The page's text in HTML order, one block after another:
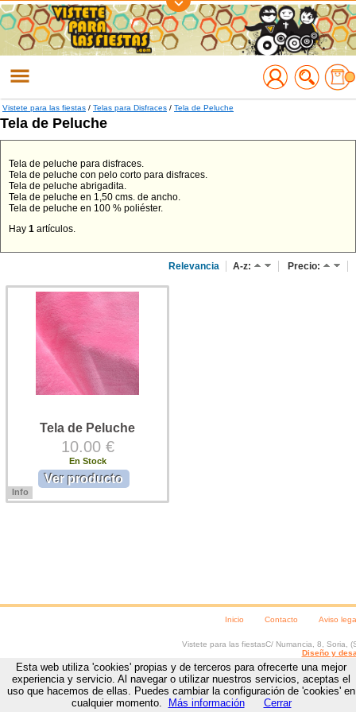
Regístrate
Accede
Vistete para las fiestas / Telas para Disfraces / Tela de Peluche
Tela de Peluche
Tela de peluche para disfraces.
Tela de peluche con pelo corto para disfraces.
Tela de peluche abrigadita.
Tela de peluche en 1,50 cms. de ancho.
Tela de peluche en 100 % poliéster.
Hay 1 artículos.
Relevancia A-z: Precio:
Tela de Peluche
10.00 €
En Stock
Ver producto
Info
Tela de peluche para disfraces.
Inicio Contacto Aviso
Vistete para las fiestasC/ Numancia, 8 Soria , (
Diseño y
Esta web utiliza 'cookies' propias y de terceros para ofrecerte una mejor
experiencia y servicio. Al navegar o utilizar nuestros servicios, aceptas el
uso que hacemos de ellas. Puedes cambiar la configuración de 'cookies' en
cualquier momento.
Más información Cerrar